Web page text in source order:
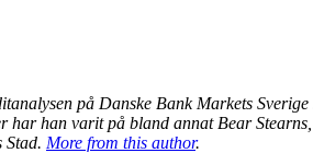
på Danske Bank Markets
har han varit på bland annat Bear
Stad. More from this author.